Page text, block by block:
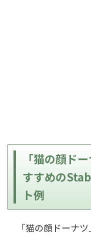
「猫の顔ド
すすめの
ト例
「猫の顔ドーナ